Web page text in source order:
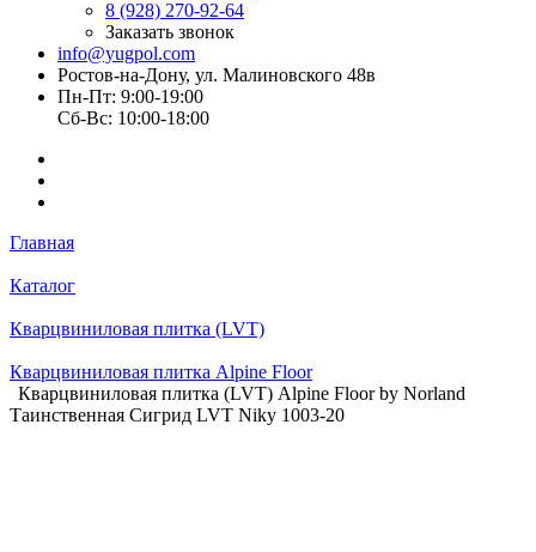
8 (928) 270-92-64
Заказать звонок
info@yugpol.com
Ростов-на-Дону, ул. Малиновского 48в
Пн-Пт: 9:00-19:00
Cб-Вс: 10:00-18:00
Главная
Каталог
Кварцвиниловая плитка (LVT)
Кварцвиниловая плитка Alpine Floor
Кварцвиниловая плитка (LVT) Alpine Floor by Norland
Таинственная Сигрид LVT Niky 1003-20